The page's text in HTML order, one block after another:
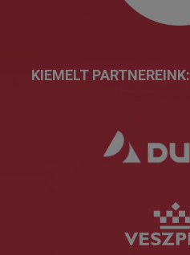
KIEMELT PARTNEREINK: